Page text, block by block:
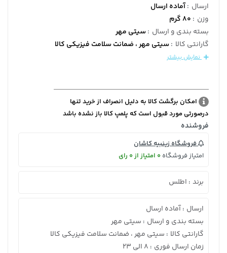
ارسال :آماده ارسال
وزن : 80 گرم
بسته بندی و ارسال :سیتی مهر
گارانتی کالا :سیتی مهر ، ضمانت سلامت فیزیکی کالا
نمایش بیشتر
امکان برگشت کالا به دلیل انصراف از خرید تنها
درصورتی مورد قبول است که پلمپ کالا باز نشده باشد
فروشنده
فروشگاه زینبیه کاشان
امتیاز فروشگاه 0 امتیاز از 0 رای
برند : اطلس
ارسال : آماده ارسال
بسته بندی و ارسال : سیتی مهر
گارانتی کالا : سیتی مهر ، ضمانت سلامت فیزیکی کالا
زمان ارسال فوری : 8 الی 23